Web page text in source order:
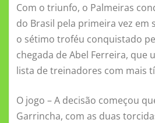
Com o triunfo, o Palmeiras
do Brasil pela primeira vez em
o sétimo troféu conquistado
chegada de Abel Ferreira, que
lista de treinadores com mais
O jogo – A decisão começou
Garrincha, com as duas